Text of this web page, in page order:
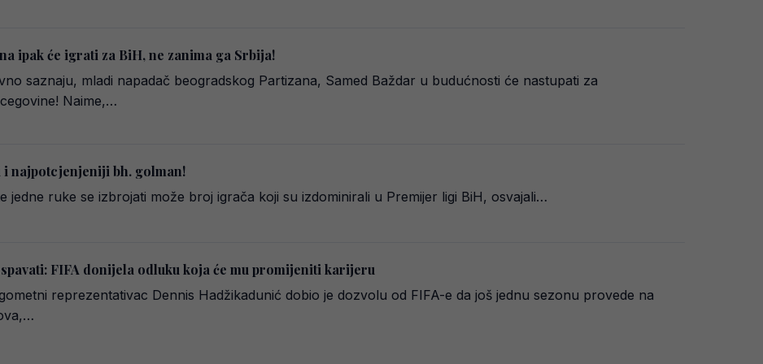
ipak će igrati za BiH, ne zanima ga Srbija!
saznaju, mladi napadač beogradskog Partizana, Samed Baždar u budućnosti će nastupati za
Naime,…
najpotcjenjeniji bh. golman!
jedne ruke se izbrojati može broj igrača koji su izdominirali u Premijer ligi BiH, osvajali…
FIFA donijela odluku koja će mu promijeniti karijeru
reprezentativac Dennis Hadžikadunić dobio je dozvolu od FIFA-e da još jednu sezonu provede na